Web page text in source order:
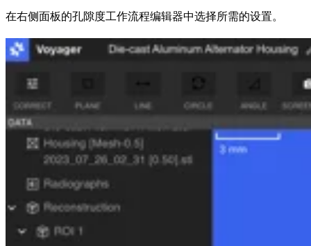
在右侧面板的孔隙度工作流程编辑器中选择所需的设置。